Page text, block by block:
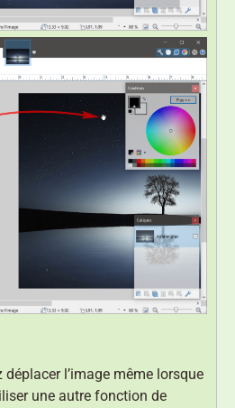
déplacer l’image même lorsque
une autre fonction de